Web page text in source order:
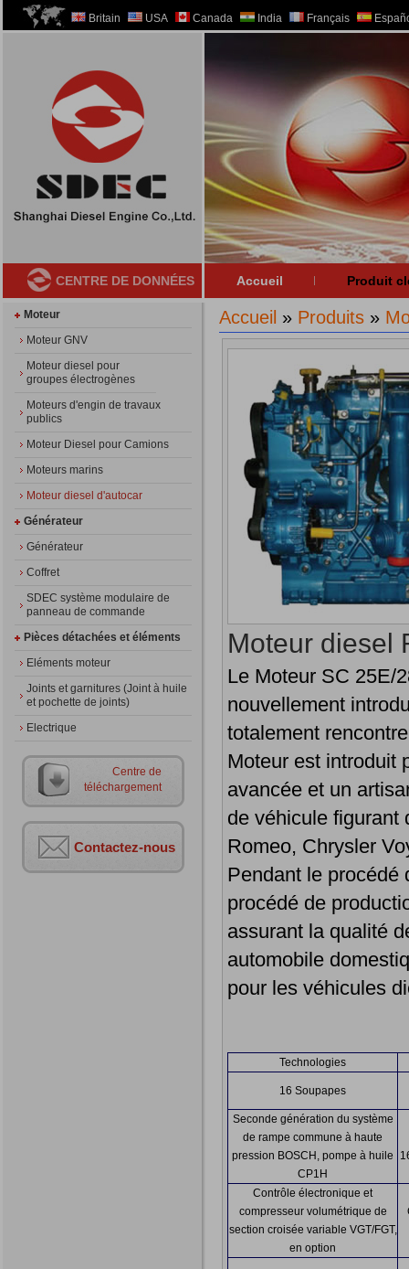
Britain USA Canada India Français
CENTRE DE DONNÉES Accueil Produit
Moteur
Moteur GNV
Moteur diesel pour
groupes électrogènes
Moteurs d'engin de travaux
publics
Moteur Diesel pour Camions
Moteurs marins
Moteur diesel d'autocar
Générateur
Générateur
Coffret
SDEC système modulaire de
panneau de commande
Pièces détachées et éléments
Eléments moteur
Joints et garnitures (Joint à huile
et pochette de joints)
Electrique
Centre de
téléchargement
Contactez-nous
Accueil » Produits»
Moteur diesel
Le Moteur SC 25E/
nouvellement
totalement
Moteur est introduit
avancée et un
de véhicule figurant
Romeo, Chrysler
Pendant le procédé
procédé de
assurant la qualité
automobile
pour les véhicules
Technologies
16 Soupapes
Seconde génération du système
de rampe commune à haute
pression BOSCH, pompe à huile
CP1H
Contrôle électronique et
compresseur volumétrique de
section croisée variable VGT/FGT,
en option